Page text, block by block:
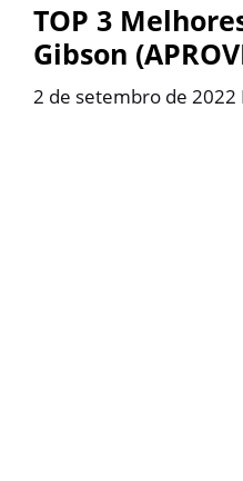
TOP 3
Gibson
2 de setembro de 2022